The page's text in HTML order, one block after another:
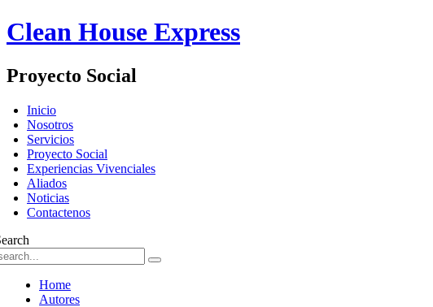
Clean House Express
Proyecto Social
Skip
to
content
Inicio
Nosotros
Servicios
Proyecto Social
Experiencias Vivenciales
Aliados
Noticias
Contactenos
Home
Autores